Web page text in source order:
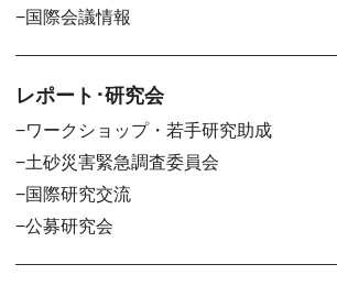
国際会議情報
レポート･研究会
ワークショップ・若手研究助成
土砂災害緊急調査委員会
国際研究交流
公募研究会